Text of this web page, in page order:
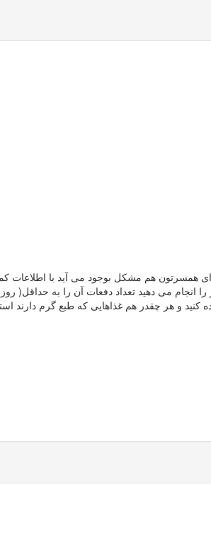
همسرتون هم مشکل بوجود می آید با
انجام می دهید تعداد دفعات آن را به حداقل(